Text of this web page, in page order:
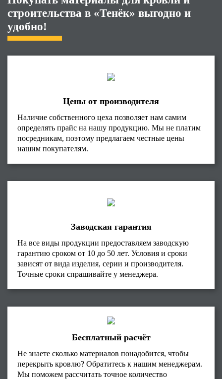
строительства в «Тенёк» выгодно и
удобно!
Цены от производителя
Наличие собственного цеха позволяет нам самим
определять прайс на нашу продукцию. Мы не платим
посредникам, поэтому предлагаем честные цены
нашим покупателям.
Заводская гарантия
На все виды продукции предоставляем заводскую
гарантию сроком от 10 до 50 лет. Условия и сроки
зависят от вида изделия, серии и производителя.
Точные сроки спрашивайте у менеджера.
Бесплатный расчёт
Не знаете сколько материалов понадобится, чтобы
перекрыть кровлю? Обратитесь к нашим менеджерам.
Мы поможем рассчитать точное количество